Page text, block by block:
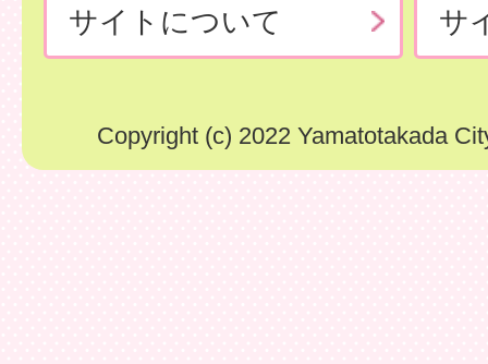
サイトについて サ
Copyright (c) 2022 Yamatotakada